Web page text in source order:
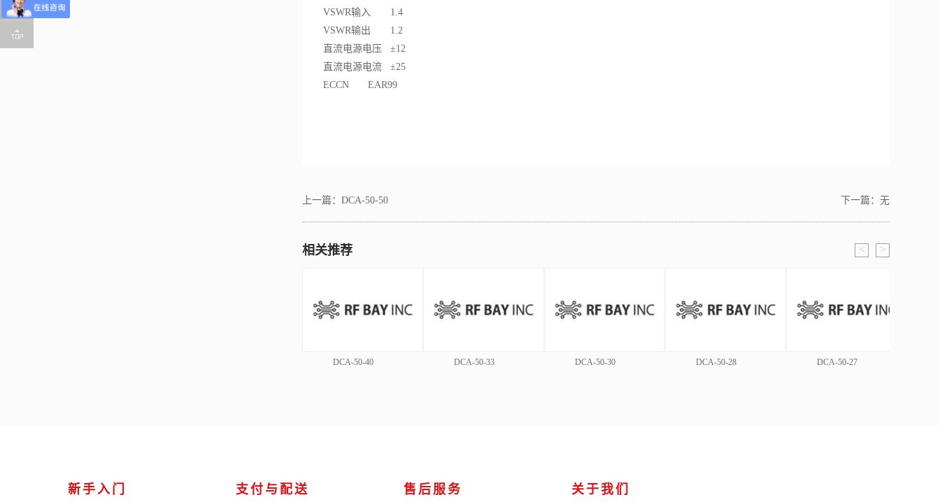
VSWR输入
1.4
VSWR输出
1.2
直流电源电压
±12
直流电源电流
±25
ECCN
EAR99
上一篇： DCA-50-50 下一篇：无
相关推荐 <
DCA-50-40 DCA-50-33 DCA-50-30 DCA-50-28 DCA-50-27
>
新手入门 支付与配送 售后服务 关于我们